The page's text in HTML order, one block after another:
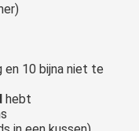
10 bijna niet te
hebt